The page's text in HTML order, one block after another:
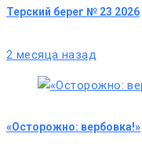
Терский берег № 23 2026
2 месяца назад
«Осторожно: вербовка!»